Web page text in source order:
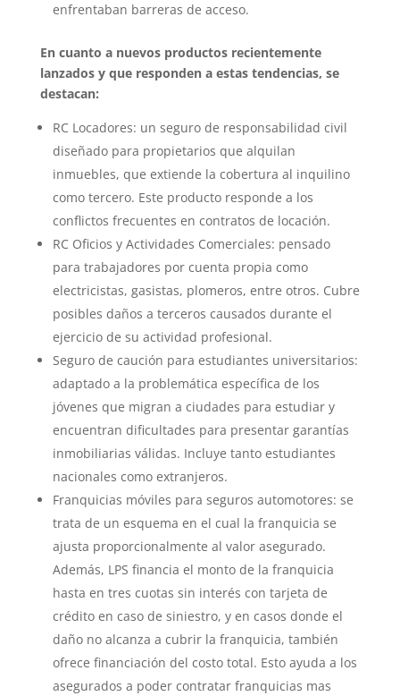
enfrentaban barreras de acceso.
En cuanto a nuevos productos recientemente
lanzados y que responden a estas tendencias, se
destacan:
RC Locadores: un seguro de responsabilidad civil
diseñado para propietarios que alquilan
inmuebles, que extiende la cobertura al inquilino
como tercero. Este producto responde a los
conflictos frecuentes en contratos de locación.
RC Oficios y Actividades Comerciales: pensado
para trabajadores por cuenta propia como
electricistas, gasistas, plomeros, entre otros. Cubre
posibles daños a terceros causados durante el
ejercicio de su actividad profesional.
Seguro de caución para estudiantes universitarios:
adaptado a la problemática específica de los
jóvenes que migran a ciudades para estudiar y
encuentran dificultades para presentar garantías
inmobiliarias válidas. Incluye tanto estudiantes
nacionales como extranjeros.
Franquicias móviles para seguros automotores: se
trata de un esquema en el cual la franquicia se
ajusta proporcionalmente al valor asegurado.
Además, LPS financia el monto de la franquicia
hasta en tres cuotas sin interés con tarjeta de
crédito en caso de siniestro, y en casos donde el
daño no alcanza a cubrir la franquicia, también
ofrece financiación del costo total. Esto ayuda a los
asegurados a poder contratar franquicias mas